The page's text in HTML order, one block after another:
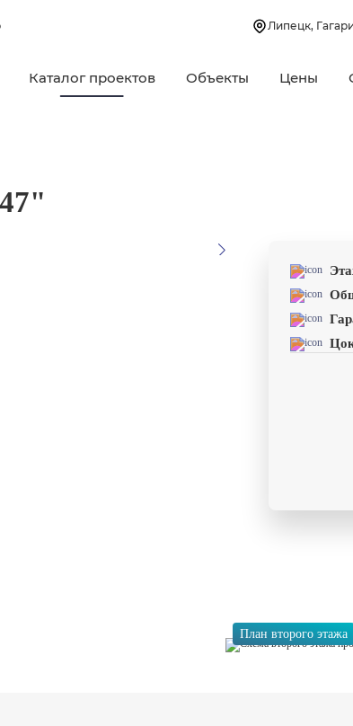
Липецк,
Каталог проектов Объекты Цены
План второго этажа